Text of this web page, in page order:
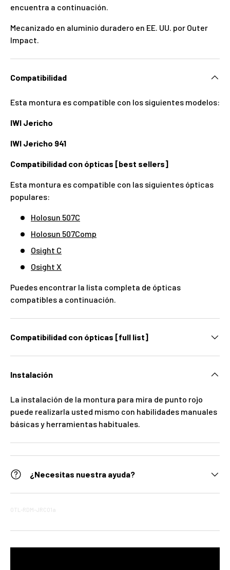
encuentra a continuación.
Mecanizado en aluminio duradero en EE. UU. por Outer
Impact.
Compatibilidad
Esta montura es compatible con los siguientes modelos:
IWI Jericho
IWI Jericho 941
Compatibilidad con ópticas [best sellers]
Esta montura es compatible con las siguientes ópticas
populares:
Holosun 507C
Holosun 507Comp
Osight C
Osight X
Puedes encontrar la lista completa de ópticas
compatibles a continuación.
Compatibilidad con ópticas [full list]
Instalación
La instalación de la montura para mira de punto rojo
puede realizarla usted mismo con habilidades manuales
básicas y herramientas habituales.
¿Necesitas nuestra ayuda?
OTL-RDM-JRC01a